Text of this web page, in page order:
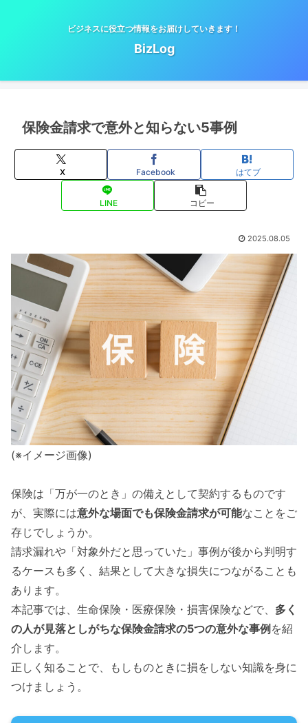
ビジネスに役立つ情報をお届けしていきます！
BizLog
保険金請求で意外と知らない5事例
X Facebook はてブ
LINE コピー
2025.08.05
(※イメージ画像)
保険は「万が一のとき」の備えとして契約するものです
が、実際には意外な場面でも保険金請求が可能なことをご
存じでしょうか。
請求漏れや「対象外だと思っていた」事例が後から判明す
るケースも多く、結果として大きな損失につながることも
あります。
本記事では、生命保険・医療保険・損害保険などで、 多く
の人が見落としがちな保険金請求の5つの意外な事例 を紹
介します。
正しく知ることで、もしものときに損をしない知識を身に
つけましょう。